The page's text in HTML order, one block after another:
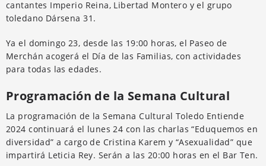
cantantes Imperio Reina, Libertad Montero y el grupo
toledano Dársena 31.
Ya el domingo 23, desde las 19:00 horas, el Paseo de
Merchán acogerá el Día de las Familias, con actividades
para todas las edades.
Programación de la Semana Cultural
La programación de la Semana Cultural Toledo Entiende
2024 continuará el lunes 24 con las charlas “Eduquemos en
diversidad” a cargo de Cristina Karem y “Asexualidad” que
impartirá Leticia Rey. Serán a las 20:00 horas en el Bar Ten.